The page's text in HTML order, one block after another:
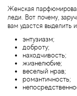
Женская
леди. Вот почему,
вам удастся выделить
энтузиазм;
доброту;
находчивость;
жизнелюбие;
веселый нрав;
романтичность;
Bamotte
Banana Republic
Baruti